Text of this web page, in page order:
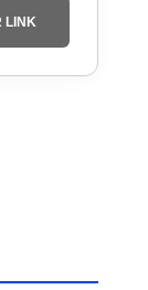
LINK